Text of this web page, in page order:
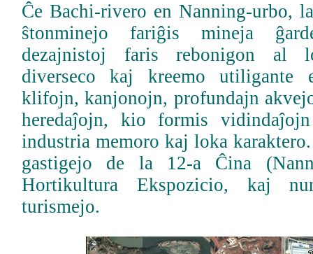
Ĉe Bachi-rivero en Nanning-urbo,
ŝtonminejo fariĝis mineja
dezajnistoj faris rebonigon al
diverseco kaj kreemo utiligante
klifojn, kanjonojn, profundajn
heredaĵojn, kio formis
industria memoro kaj loka
gastigejo de la 12-a Ĉina
Hortikultura Ekspozicio, kaj
turismejo.